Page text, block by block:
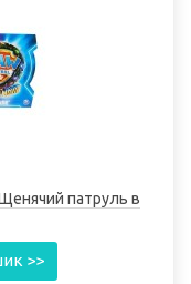
патруль в
>>